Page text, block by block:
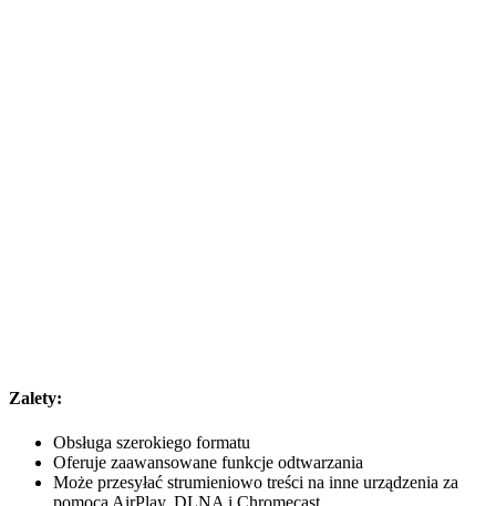
Zalety:
Obsługa szerokiego formatu
Oferuje zaawansowane funkcje odtwarzania
Może przesyłać strumieniowo treści na inne urządzenia za
pomocą AirPlay, DLNA i Chromecast.